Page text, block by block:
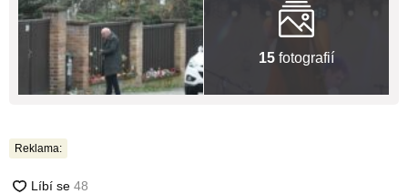
15 fotografií
Reklama: